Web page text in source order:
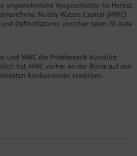
ungewöhnliche Vorgeschichte: Im Herbst
Muddy Waters Capital (MWC)
Defibrillatoren unsicher seien. St. Jude
und MWC die Problematik künstlich
hat MWC vorher an der Börse auf den
Konkurrenten erworben.